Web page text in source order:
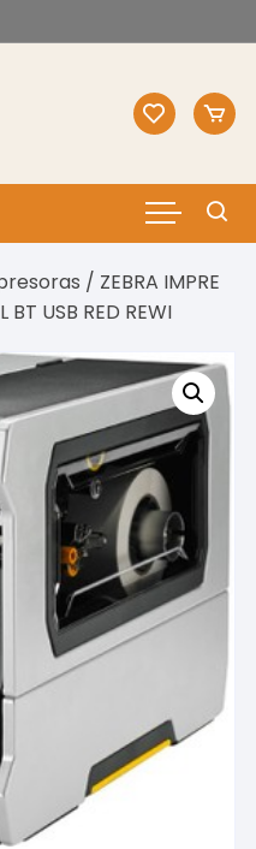
/ ZEBRA IMPRE
BT USB RED REWI